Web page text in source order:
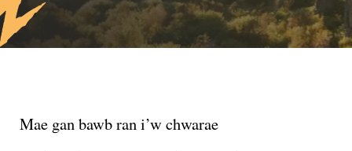
Mae gan bawb ran i’w chwarae